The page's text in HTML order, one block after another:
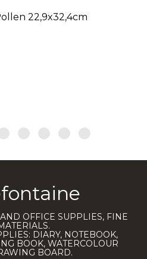
22,9x32,4cm
OFFICE SUPPLIES, FINE
DIARY, NOTEBOOK,
BOOK, WATERCOLOUR
BOARD.